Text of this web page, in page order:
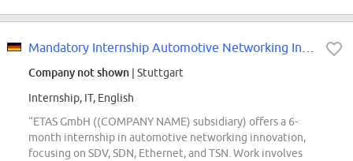
Company not shown | Stuttgart
Internship, IT, English
“ETAS GmbH ((COMPANY NAME) subsidiary) offers a 6-
month internship in automotive networking innovation,
focusing on SDV, SDN, Ethernet, and TSN. Work involves